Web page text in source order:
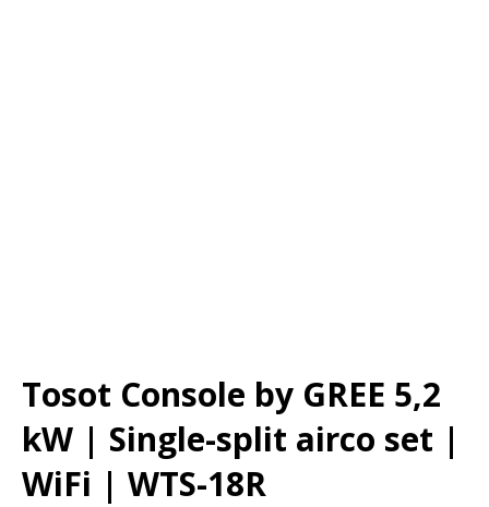
Tosot Console by GREE 5,2
kW | Single-split airco set |
WiFi | WTS-18R